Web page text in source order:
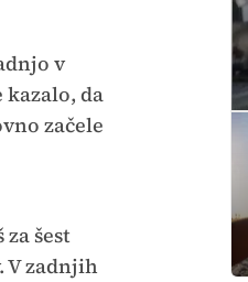
v
da
začele
šest
V zadnjih